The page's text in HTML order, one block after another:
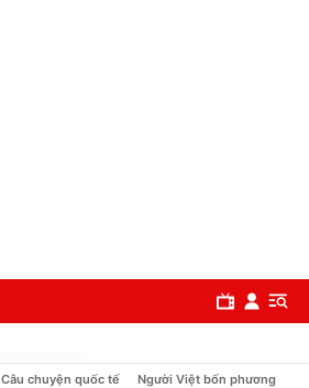
Câu chuyện quốc tế Người Việt bốn phương